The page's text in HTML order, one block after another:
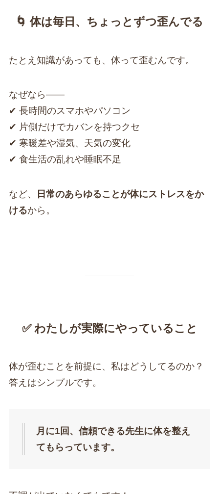
🌀 体は毎日、ちょっとずつ歪んでる
たとえ知識があっても、体って歪むんです。
なぜなら――
✔ 長時間のスマホやパソコン
✔ 片側だけでカバンを持つクセ
✔ 寒暖差や湿気、天気の変化
✔ 食生活の乱れや睡眠不足
など、
日常のあらゆることが体にストレスをか
けるから。
✅ わたしが実際にやっていること
体が歪むことを前提に、私はどうしてるのか？
答えはシンプルです。
月に1回、信頼できる先生に体を整え
てもらっています。